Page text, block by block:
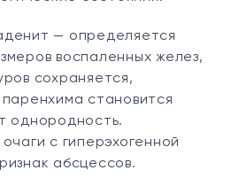
— определяется
воспаленных желез,
сохраняется,
паренхима становится
однородность.
очаги с гиперэхогенной
абсцессов.